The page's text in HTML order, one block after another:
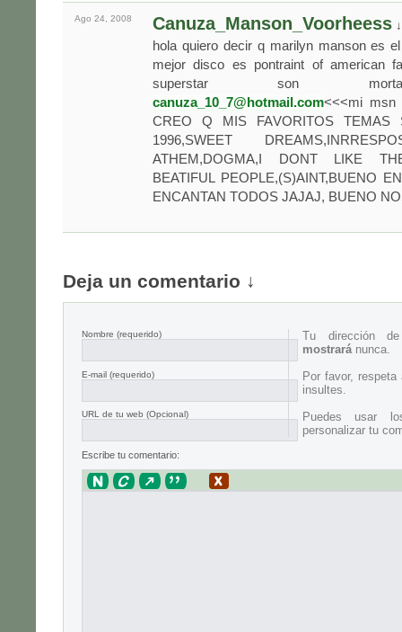
Ago 24, 2008 Canuza_Manson_Voorheess ↓
hola quiero decir q marilyn manson es
mejor disco es pontraint of american
superstar son
canuza_10_7@hotmail.com<<<mi msn
CREO Q MIS FAVORITOS TEMAS
1996,SWEET
ATHEM,DOGMA,I DONT LIKE
BEATIFUL PEOPLE,(S)AINT,BUENO
ENCANTAN TODOS JAJAJ, BUENO
Deja un comentario ↓
Nombre (requerido)
E-mail (requerido)
URL de tu web (Opcional)
Tu dirección
mostraránunca.
Por favor,
insultes.
Puedes usar
personalizar tu
Escribe tu comentario: